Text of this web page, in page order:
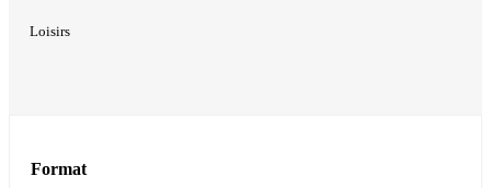
Loisirs
Format